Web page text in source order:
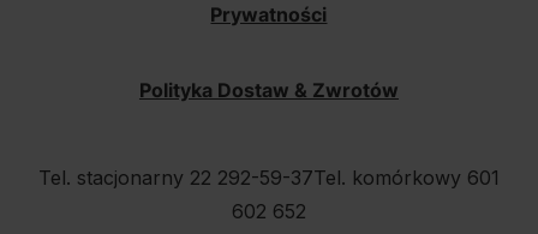
Prywatności
Polityka Dostaw & Zwrotów
Tel. stacjonarny 22 292-59-37Tel. komórkowy 601
602 652